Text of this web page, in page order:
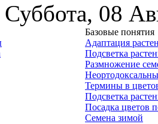
08
Базовые понятия
Адаптация
Подсветка
Размножение
Термины в
Подсветка
Посадка цветов
Семена зимой